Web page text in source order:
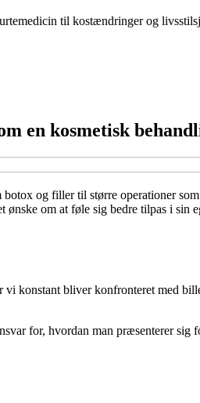
til kostændringer og
en kosmetisk
og filler til større operationer
om at føle sig bedre tilpas i sin
konstant bliver konfronteret med
for, hvordan man præsenterer